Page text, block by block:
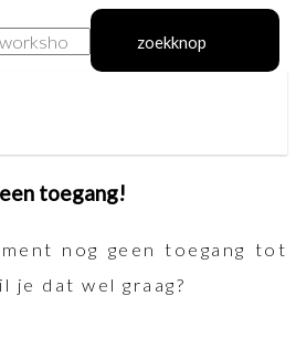
zoekknop
toegang!
nog geen toegang tot
je dat wel graag?